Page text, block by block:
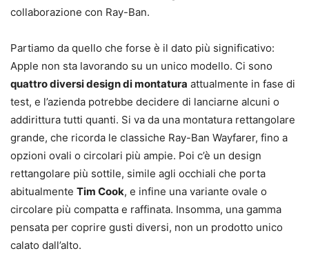
collaborazione con Ray-Ban.
Partiamo da quello che forse è il dato più significativo:
Apple non sta lavorando su un unico modello. Ci sono
quattro diversi design di montatura attualmente in fase di
test, e l’azienda potrebbe decidere di lanciarne alcuni o
addirittura tutti quanti. Si va da una montatura rettangolare
grande, che ricorda le classiche Ray-Ban Wayfarer, fino a
opzioni ovali o circolari più ampie. Poi c’è un design
rettangolare più sottile, simile agli occhiali che porta
abitualmente Tim Cook, e infine una variante ovale o
circolare più compatta e raffinata. Insomma, una gamma
pensata per coprire gusti diversi, non un prodotto unico
calato dall’alto.